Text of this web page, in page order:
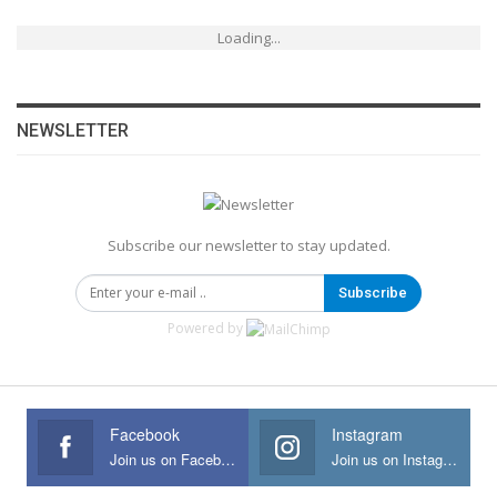
Loading...
NEWSLETTER
Subscribe our newsletter to stay updated.
Subscribe
Powered by
Facebook
Join us on Facebook
Instagram
Join us on Instagram